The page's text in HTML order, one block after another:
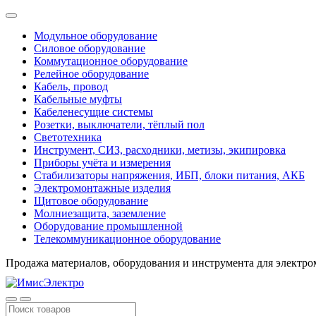
Модульное оборудование
Силовое оборудование
Коммутационное оборудование
Релейное оборудование
Кабель, провод
Кабельные муфты
Кабеленесущие системы
Розетки, выключатели, тёплый пол
Светотехника
Инструмент, СИЗ, расходники, метизы, экипировка
Приборы учёта и измерения
Стабилизаторы напряжения, ИБП, блоки питания, АКБ
Электромонтажные изделия
Щитовое оборудование
Молниезащита, заземление
Оборудование промышленной
Телекоммуникационное оборудование
Продажа материалов, оборудования и инструмента для